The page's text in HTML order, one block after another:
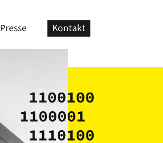
Presse Kontakt